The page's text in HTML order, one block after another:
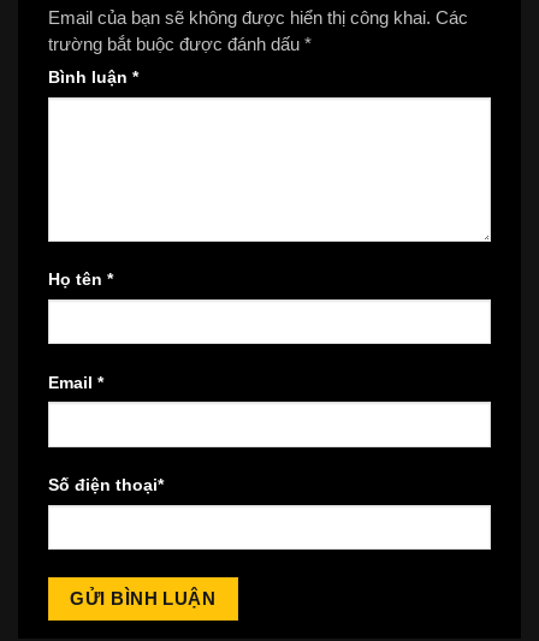
Email của bạn sẽ không được hiển thị công khai. Các
trường bắt buộc được đánh dấu *
Bình luận *
Họ tên *
Email *
Số điện thoại*